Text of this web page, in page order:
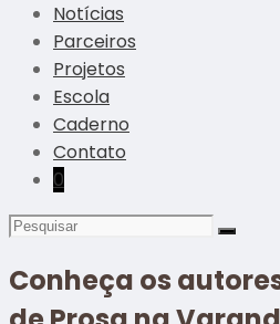
Notícias
Parceiros
Projetos
Escola
Caderno
Contato
0
Conheça os